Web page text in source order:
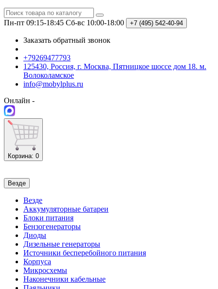
Пн-пт 09:15-18:45 Сб-вс 10:00-18:00 +7 (495) 542-40-94
Заказать обратный звонок
+79269477793
125430, Россия, г. Москва, Пятницкое шоссе дом 18. м.
Волоколамское
info@mobylplus.ru
Онлайн -
Корзина: 0
Везде
Везде
Аккумуляторные батареи
Блоки питания
Бензогенераторы
Диоды
Дизельные генераторы
Источники бесперебойного питания
Корпуса
Микросхемы
Наконечники кабельные